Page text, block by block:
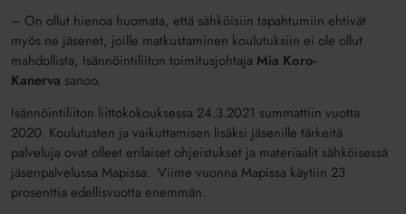
– On ollut hienoa huomata, että sähköisiin tapahtumiin ehtivät
myös ne jäsenet, joille matkustaminen koulutuksiin ei ole ollut
mahdollista, Isännöintiliiton toimitusjohtaja Mia Koro-
Kanerva sanoo.
Isännöintiliiton liittokokouksessa 24.3.2021 summattiin vuotta
2020. Koulutusten ja vaikuttamisen lisäksi jäsenille tärkeitä
palveluja ovat olleet erilaiset ohjeistukset ja materiaalit sähköisessä
jäsenpalvelussa Mapissa. Viime vuonna Mapissa käytiin 23
prosenttia edellisvuotta enemmän.